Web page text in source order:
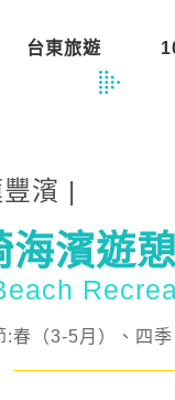
台東旅遊
濱 |
海濱遊
:春（3-5月）、四季